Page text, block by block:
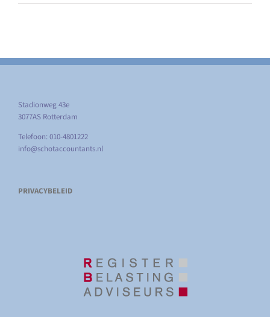
Stadionweg 43e
3077AS Rotterdam
Telefoon: 010-4801222
info@schotaccountants.nl
PRIVACYBELEID